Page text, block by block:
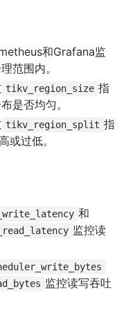
和Grafana监
范围内。
tikv_region_size 指
是否均匀。
tikv_region_split 指
或过低。
和
监控读
监控读写吞吐